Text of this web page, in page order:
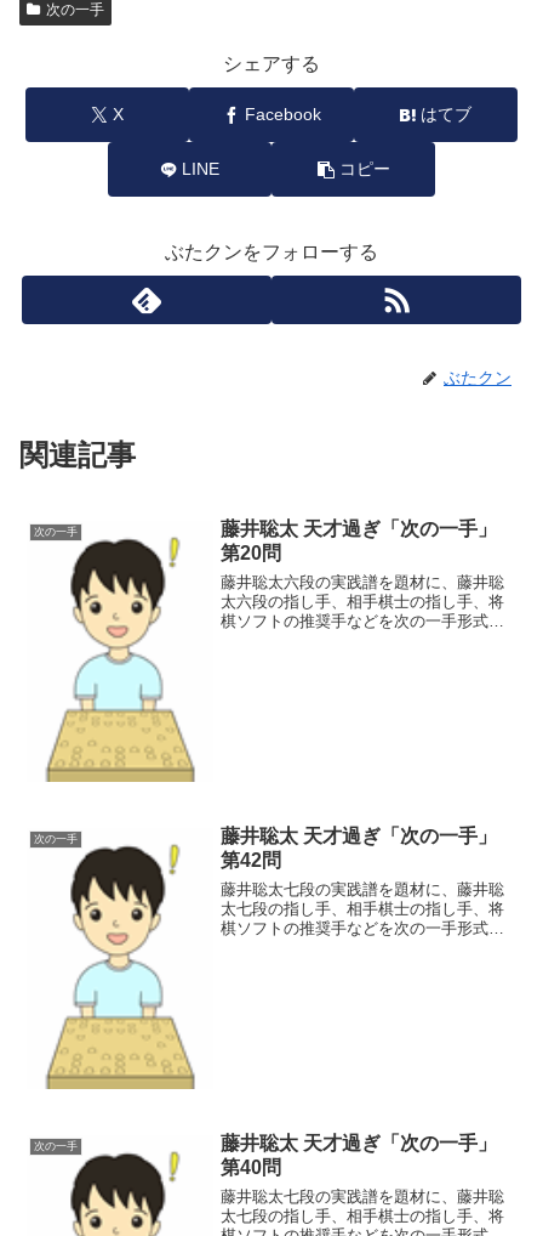
次の一手
シェアする
X Facebook はてブ
LINE コピー
ぶたクンをフォローする
ぶたクン
関連記事
次の一手
藤井聡太 天才過ぎ「次の一手」
第20問
藤井聡太六段の実践譜を題材に、藤井聡
太六段の指し手、相手棋士の指し手、将
棋ソフトの推奨手などを次の一手形式に
次の一手
藤井聡太 天才過ぎ「次の一手」
第42問
藤井聡太七段の実践譜を題材に、藤井聡
太七段の指し手、相手棋士の指し手、将
棋ソフトの推奨手などを次の一手形式に
次の一手
藤井聡太 天才過ぎ「次の一手」
第40問
藤井聡太七段の実践譜を題材に、藤井聡
太七段の指し手、相手棋士の指し手、将